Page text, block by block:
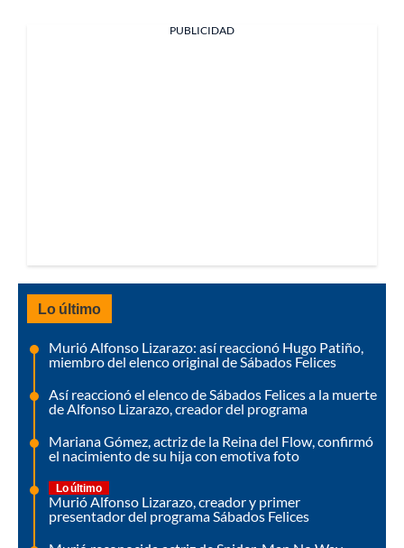
PUBLICIDAD
Lo último
Murió Alfonso Lizarazo: así reaccionó Hugo Patiño,
miembro del elenco original de Sábados Felices
Así reaccionó el elenco de Sábados Felices a la muerte
de Alfonso Lizarazo, creador del programa
Mariana Gómez, actriz de la Reina del Flow, confirmó
el nacimiento de su hija con emotiva foto
Lo último
Murió Alfonso Lizarazo, creador y primer
presentador del programa Sábados Felices